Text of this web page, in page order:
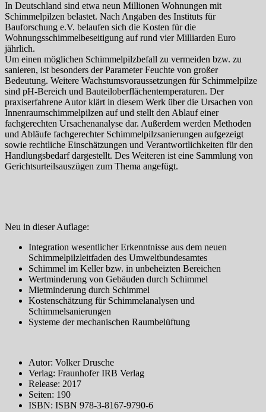
In Deutschland sind etwa neun Millionen Wohnungen mit
Schimmelpilzen belastet. Nach Angaben des Instituts für
Bauforschung e.V. belaufen sich die Kosten für die
Wohnungsschimmelbeseitigung auf rund vier Milliarden Euro
jährlich.
Um einen möglichen Schimmelpilzbefall zu vermeiden bzw. zu
sanieren, ist besonders der Parameter Feuchte von großer
Bedeutung. Weitere Wachstumsvoraussetzungen für Schimmelpilze
sind pH-Bereich und Bauteiloberflächentemperaturen. Der
praxiserfahrene Autor klärt in diesem Werk über die Ursachen von
Innenraumschimmelpilzen auf und stellt den Ablauf einer
fachgerechten Ursachenanalyse dar. Außerdem werden Methoden
und Abläufe fachgerechter Schimmelpilzsanierungen aufgezeigt
sowie rechtliche Einschätzungen und Verantwortlichkeiten für den
Handlungsbedarf dargestellt. Des Weiteren ist eine Sammlung von
Gerichtsurteilsauszügen zum Thema angefügt.
Neu in dieser Auflage:
Integration wesentlicher Erkenntnisse aus dem neuen
Schimmelpilzleitfaden des Umweltbundesamtes
Schimmel im Keller bzw. in unbeheizten Bereichen
Wertminderung von Gebäuden durch Schimmel
Mietminderung durch Schimmel
Kostenschätzung für Schimmelanalysen und
Schimmelsanierungen
Systeme der mechanischen Raumbelüftung
Autor: Volker Drusche
Verlag: Fraunhofer IRB Verlag
Release: 2017
Seiten: 190
ISBN: ISBN 978-3-8167-9790-6